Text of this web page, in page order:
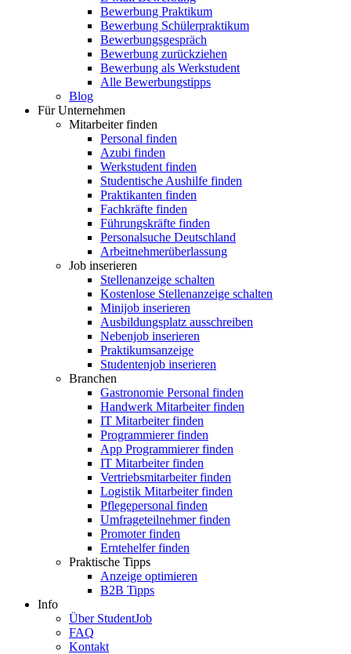
Bewerbung Praktikum
Bewerbung Schülerpraktikum
Bewerbungsgespräch
Bewerbung zurückziehen
Bewerbung als Werkstudent
Alle Bewerbungstipps
Blog
Für Unternehmen
Mitarbeiter finden
Personal finden
Azubi finden
Werkstudent finden
Studentische Aushilfe finden
Praktikanten finden
Fachkräfte finden
Führungskräfte finden
Personalsuche Deutschland
Arbeitnehmerüberlassung
Job inserieren
Stellenanzeige schalten
Kostenlose Stellenanzeige schalten
Minijob inserieren
Ausbildungsplatz ausschreiben
Nebenjob inserieren
Praktikumsanzeige
Studentenjob inserieren
Branchen
Gastronomie Personal finden
Handwerk Mitarbeiter finden
IT Mitarbeiter finden
Programmierer finden
App Programmierer finden
IT Mitarbeiter finden
Vertriebsmitarbeiter finden
Logistik Mitarbeiter finden
Pflegepersonal finden
Umfrageteilnehmer finden
Promoter finden
Erntehelfer finden
Praktische Tipps
Anzeige optimieren
B2B Tipps
Info
Über StudentJob
FAQ
Kontakt